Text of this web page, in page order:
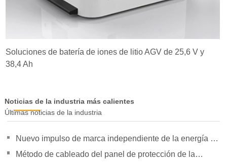
Soluciones de batería de iones de litio AGV de 25,6 V y
38,4 Ah
Noticias de la industria más calientes
Últimas noticias de la industria
Nuevo impulso de marca independiente de la energía de
la orientación de política para duplicar su presión
Método de cableado del panel de protección de la